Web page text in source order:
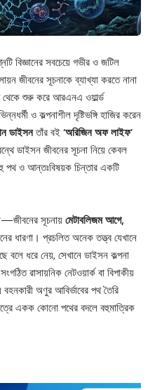
বিজ্ঞানের সবচেয়ে গভীর ও জটিল
জীবনের সূচনাকে ব্যাখ্যা করতে নানা
শুরু করে আরএনএ ওয়ার্ল্ড
ও কল্পনাশীল দৃষ্টিভঙ্গি হাজির করেন
ডাইসনতাঁর বই ‘অরিজিন অফ লাইফ’
ডাইসন জীবনের সূচনা নিয়ে কেবল
পথ ও আন্তঃবিষয়ক চিন্তার একটি
সূচনায় মেটাবলিজম আগে,
প্রচলিত অনেক তত্ত্ব যেখানে
ধরে নেয়, সেখানে ডাইসন কল্পনা
রাসায়নিক নেটওয়ার্ক বা বিপাকীয়
অণুর আবির্ভাবের পথ তৈরি
একক কোনো পথের বদলে বহুমাত্রিক